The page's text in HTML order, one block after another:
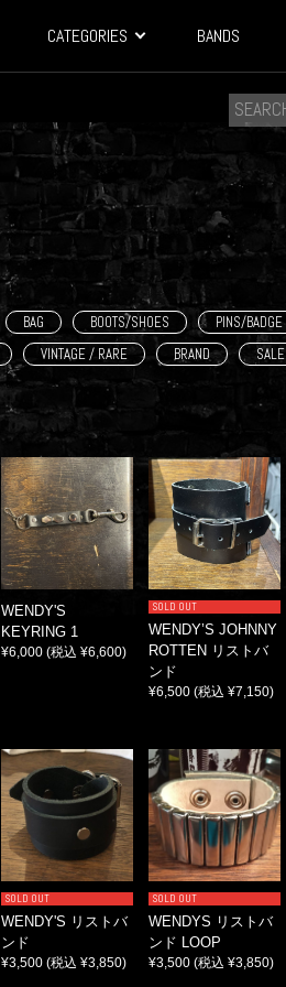
BANDS
CATEGORIES
BAG BOOTS/SHOES PINS/BADGE
VINTAGE / RARE BRAND
SALE
WENDY'S
KEYRING 1
¥6,000 (税込 ¥6,600)
SOLD OUT
WENDY’S JOHNNY
ROTTEN リストバ
ンド
¥6,500 (税込 ¥7,150)
SOLD OUT
WENDY'S リストバ
ンド
¥3,500 (税込 ¥3,850)
SOLD OUT
WENDYS リストバ
ンド LOOP
¥3,500 (税込 ¥3,850)